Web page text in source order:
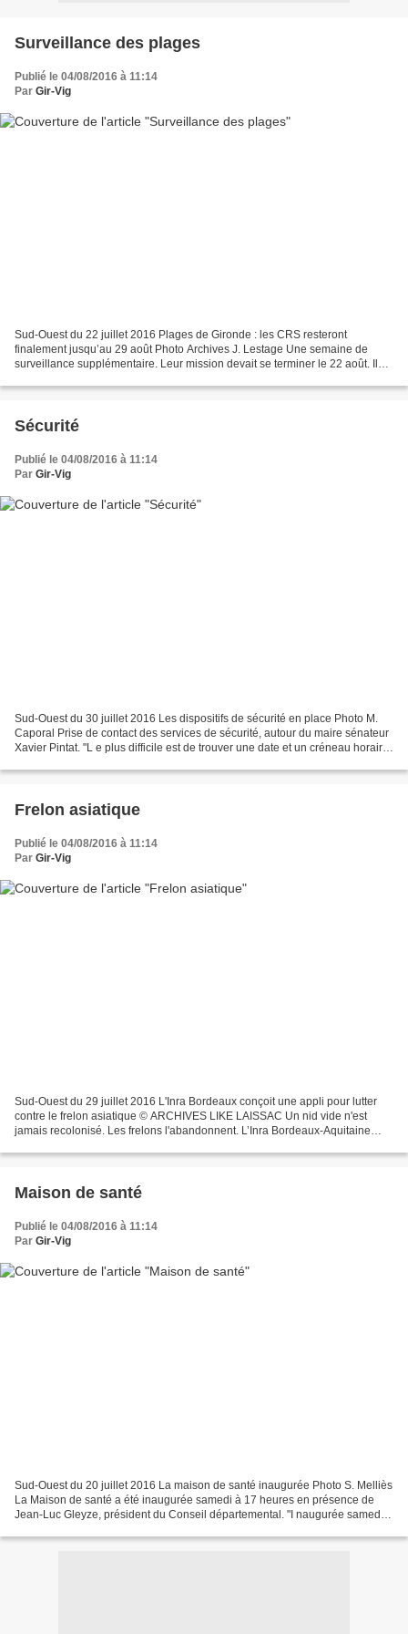
Surveillance des plages
Publié le 04/08/2016 à 11:14
Par Gir-Vig
Sud-Ouest du 22 juillet 2016 Plages de Gironde : les CRS resteront
finalement jusqu’au 29 août Photo Archives J. Lestage Une semaine de
surveillance supplémentaire. Leur mission devait se terminer le 22 août. Ils
Sécurité
Publié le 04/08/2016 à 11:14
Par Gir-Vig
Sud-Ouest du 30 juillet 2016 Les dispositifs de sécurité en place Photo M.
Caporal Prise de contact des services de sécurité, autour du maire sénateur
Xavier Pintat. "L e plus difficile est de trouver une date et un créneau horaire
Frelon asiatique
Publié le 04/08/2016 à 11:14
Par Gir-Vig
Sud-Ouest du 29 juillet 2016 L'Inra Bordeaux conçoit une appli pour lutter
contre le frelon asiatique © ARCHIVES LIKE LAISSAC Un nid vide n'est
jamais recolonisé. Les frelons l'abandonnent. L’Inra Bordeaux-Aquitaine
Maison de santé
Publié le 04/08/2016 à 11:14
Par Gir-Vig
Sud-Ouest du 20 juillet 2016 La maison de santé inaugurée Photo S. Melliès
La Maison de santé a été inaugurée samedi à 17 heures en présence de
Jean-Luc Gleyze, président du Conseil départemental. "I naugurée samedi à